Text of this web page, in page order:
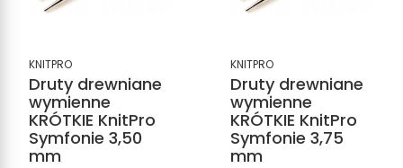
KNITPRO
Druty drewniane
wymienne
KRÓTKIE KnitPro
Symfonie 3,50
mm
KNITPRO
Druty drewniane
wymienne
KRÓTKIE KnitPro
Symfonie 3,75
mm